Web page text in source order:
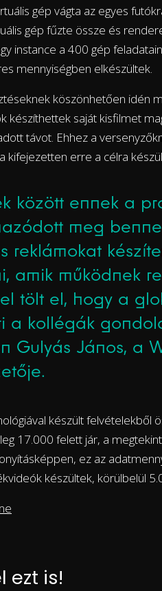
gép vágta az egyes
gép fűzte össze és
instance a 400 gép
mennyiségben elkészültek.
köszönhetően idén
készíthettek saját kisfilmet
távot. Ehhez a
kifejezetten erre a célra
között ennek a
meg
reklámokat
amik működnek
tölt el, hogy a
a kollégák
Gulyás János, a
készült felvételekből
17.000 felett jár, a
ez az
készültek, körülbelül
ezt is!